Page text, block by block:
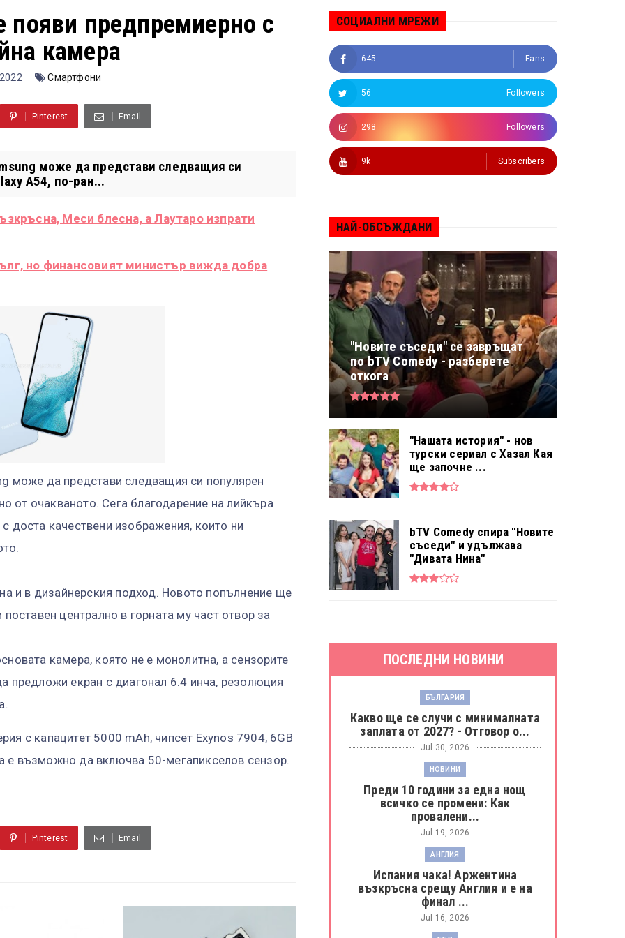
появи предпремиерно с
камера
Смартфони
Pinterest Email
може да представи следващия си
A54, по-ран...
Меси блесна, а Лаутаро изпрати
но финансовият министър вижда добра
може да представи следващия си популярен
от очакваното. Сега благодарение на лийкъра
доста качествени изображения, които ни
и в дизайнерския подход. Новото попълнение ще
централно в горната му част отвор за
камера, която не е монолитна, а сензорите
предложи екран с диагонал 6.4 инча, резолюция
с капацитет 5000 mAh, чипсет Exynos 7904, 6GB
е възможно да включва 50-мегапикселов сензор.
Pinterest Email
СОЦИАЛНИ МРЕЖИ
645 Fans
56 Followers
298 Followers
9k Subscribers
НАЙ-ОБСЪЖДАНИ
"Новите съседи" се завръщат
по bTV Comedy - разберете
откога
"Нашата история" - нов
турски сериал с Хазал Кая
ще започне ...
bTV Comedy спира "Новите
съседи" и удължава
"Дивата Нина"
ПОСЛЕДНИ НОВИНИ
БЪЛГАРИЯ
Какво ще се случи с минималната
заплата от 2027? - Отговор о...
Jul 30, 2026
НОВИНИ
Преди 10 години за една нощ
всичко се промени: Как
провалени...
Jul 19, 2026
АНГЛИЯ
Испания чака! Аржентина
възкръсна срещу Англия и е на
финал ...
Jul 16, 2026